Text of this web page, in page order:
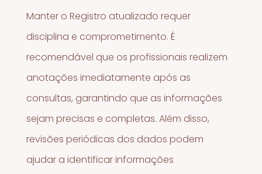
Manter o Registro atualizado requer
disciplina e comprometimento. É
recomendável que os profissionais realizem
anotações imediatamente após as
consultas, garantindo que as informações
sejam precisas e completas. Além disso,
revisões periódicas dos dados podem
ajudar a identificar informações